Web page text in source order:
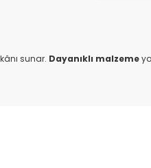
sunar. Dayanıklı malzeme